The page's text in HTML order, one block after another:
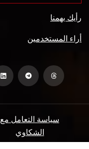
رأيك يهمنا
أراء المستخدمين
سياسة التعامل مع
الشكاوي